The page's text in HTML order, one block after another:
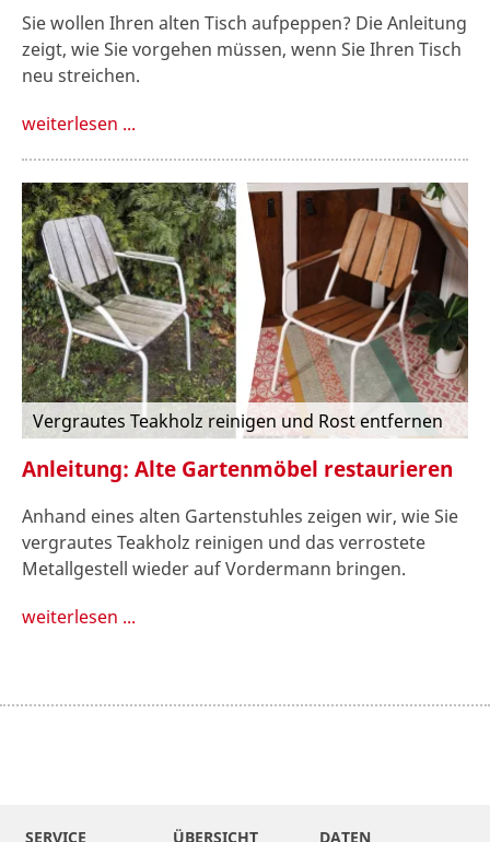
Sie wollen Ihren alten Tisch aufpeppen? Die Anleitung
zeigt, wie Sie vorgehen müssen, wenn Sie Ihren Tisch
neu streichen.
weiterlesen ...
Vergrautes Teakholz reinigen und Rost entfernen
Anleitung: Alte Gartenmöbel restaurieren
Anhand eines alten Gartenstuhles zeigen wir, wie Sie
vergrautes Teakholz reinigen und das verrostete
Metallgestell wieder auf Vordermann bringen.
weiterlesen ...
SERVICE ÜBERSICHT DATEN